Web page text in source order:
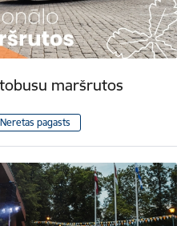
maršrutos
Neretas pagasts